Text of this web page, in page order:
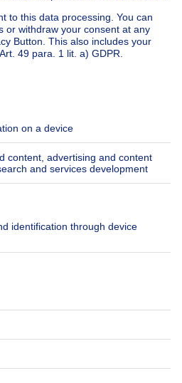
Tools
Insurances
Follow Us
- All rights reserved
Privacy Ranking rules